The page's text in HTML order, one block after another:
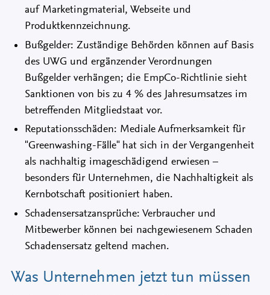
auf Marketingmaterial, Webseite und
Produktkennzeichnung.
Bußgelder: Zuständige Behörden können auf Basis
des UWG und ergänzender Verordnungen
Bußgelder verhängen; die EmpCo-Richtlinie sieht
Sanktionen von bis zu 4 % des Jahresumsatzes im
betreffenden Mitgliedstaat vor.
Reputationsschäden: Mediale Aufmerksamkeit für
"Greenwashing-Fälle" hat sich in der Vergangenheit
als nachhaltig imageschädigend erwiesen –
besonders für Unternehmen, die Nachhaltigkeit als
Kernbotschaft positioniert haben.
Schadensersatzansprüche: Verbraucher und
Mitbewerber können bei nachgewiesenem Schaden
Schadensersatz geltend machen.
Was Unternehmen jetzt tun müssen